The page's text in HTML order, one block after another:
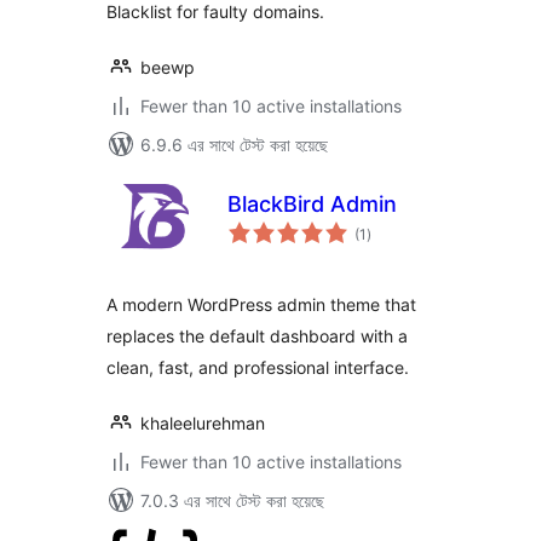
Blacklist for faulty domains.
beewp
Fewer than 10 active installations
6.9.6 এর সাথে টেস্ট করা হয়েছে
BlackBird Admin
(1 total
ratings
)
A modern WordPress admin theme that
replaces the default dashboard with a
clean, fast, and professional interface.
khaleelurehman
Fewer than 10 active installations
7.0.3 এর সাথে টেস্ট করা হয়েছে